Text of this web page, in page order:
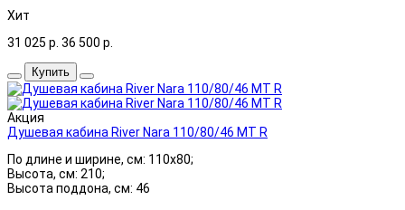
Хит
31 025 р. 36 500 р.
Купить
Акция
Душевая кабина River Nara 110/80/46 МТ R
По длине и ширине, см: 110x80;
Высота, см: 210;
Высота поддона, см: 46